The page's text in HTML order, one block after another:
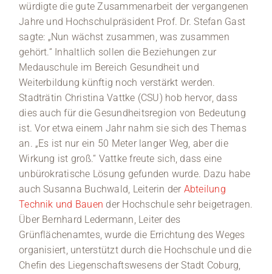
würdigte die gute Zusammenarbeit der vergangenen
Jahre und Hochschulpräsident Prof. Dr. Stefan Gast
sagte: „Nun wächst zusammen, was zusammen
gehört.“ Inhaltlich sollen die Beziehungen zur
Medauschule im Bereich Gesundheit und
Weiterbildung künftig noch verstärkt werden.
Stadträtin Christina Vattke (CSU) hob hervor, dass
dies auch für die Gesundheitsregion von Bedeutung
ist. Vor etwa einem Jahr nahm sie sich des Themas
an. „Es ist nur ein 50 Meter langer Weg, aber die
Wirkung ist groß.“ Vattke freute sich, dass eine
unbürokratische Lösung gefunden wurde. Dazu habe
auch Susanna Buchwald, Leiterin der Abteilung
Technik und Bauen der Hochschule sehr beigetragen.
Über Bernhard Ledermann, Leiter des
Grünflächenamtes, wurde die Errichtung des Weges
organisiert, unterstützt durch die Hochschule und die
Chefin des Liegenschaftswesens der Stadt Coburg,